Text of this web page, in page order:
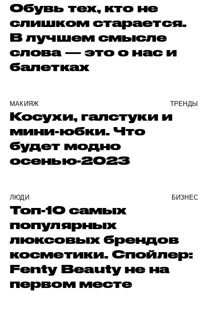
Обувь тех, кто не
слишком старается.
В лучшем смысле
слова — это о нас и
балетках
МАКИЯЖ ТРЕНДЫ
Косухи, галстуки и
мини-юбки. Что
будет модно
осенью-2023
ЛЮДИ БИЗНЕС
Топ-10 самых
популярных
люксовых брендов
косметики. Спойлер:
Fenty Beauty не на
первом месте